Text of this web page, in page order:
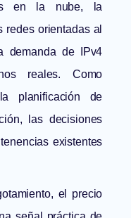
en la nube, la
redes orientadas al
demanda de IPv4
reales. Como
planificación de
las decisiones
existentes
el precio